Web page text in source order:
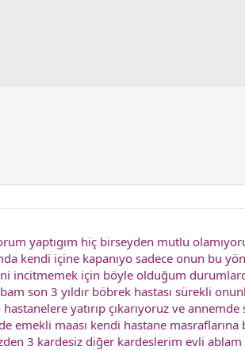
yaptıgım hiç birseyden mutlu
kendi içine kapanıyo sadece onun bu
incitmemek için böyle olduğum
son 3 yıldır böbrek hastası sürekli
yatırıp çıkarıyoruz ve annemde
maası kendi hastane
3 kardesiz diğer kardeslerim evli